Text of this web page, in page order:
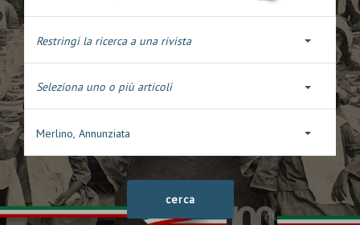
Restringi la ricerca a una rivista
Seleziona uno o più articoli
Merlino, Annunziata